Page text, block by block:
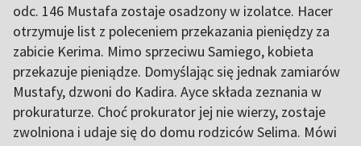
odc. 146 Mustafa zostaje osadzony w izolatce. Hacer
otrzymuje list z poleceniem przekazania pieniędzy za
zabicie Kerima. Mimo sprzeciwu Samiego, kobieta
przekazuje pieniądze. Domyślając się jednak zamiarów
Mustafy, dzwoni do Kadira. Ayce składa zeznania w
prokuraturze. Choć prokurator jej nie wierzy, zostaje
zwolniona i udaje się do domu rodziców Selima. Mówi